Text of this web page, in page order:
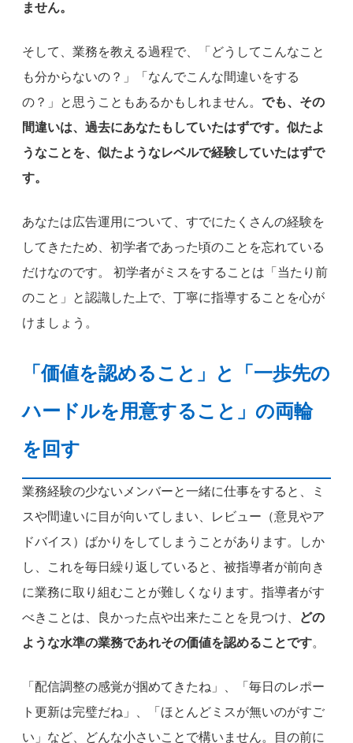
ません。
そして、業務を教える過程で、「どうしてこんなこと
も分からないの？」「なんでこんな間違いをする
の？」と思うこともあるかもしれません。 でも、その
間違いは、過去にあなたもしていたはずです。似たよ
うなことを、似たようなレベルで経験していたはずで
す。
あなたは広告運用について、すでにたくさんの経験を
してきたため、初学者であった頃のことを忘れている
だけなのです。 初学者がミスをすることは「当たり前
のこと」と認識した上で、丁寧に指導することを心が
けましょう。
「価値を認めること」と「一歩先の
ハードルを用意すること」の両輪
を回す
業務経験の少ないメンバーと一緒に仕事をすると、ミ
スや間違いに目が向いてしまい、レビュー（意見やア
ドバイス）ばかりをしてしまうことがあります。しか
し、これを毎日繰り返していると、被指導者が前向き
に業務に取り組むことが難しくなります。指導者がす
べきことは、良かった点や出来たことを見つけ、
どの
ような水準の業務であれその価値を認めることです。
「配信調整の感覚が掴めてきたね」、「毎日のレポー
ト更新は完璧だね」、「ほとんどミスが無いのがすご
い」など、どんな小さいことで構いません。目の前に